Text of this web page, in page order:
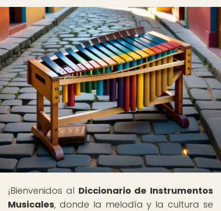
¡Bienvenidos al Diccionario de Instrumentos
Musicales, donde la melodía y la cultura se